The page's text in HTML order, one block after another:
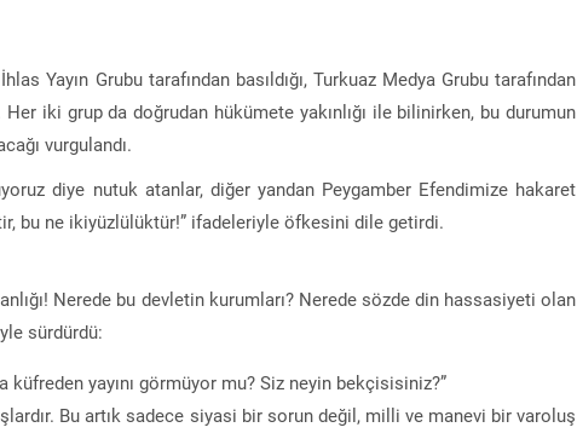
Yayın Grubu tarafından basıldığı, Turkuaz Medya Grubu tarafından
Her iki grup da doğrudan hükümete yakınlığı ile bilinirken, bu durumun
vurgulandı.
diye nutuk atanlar, diğer yandan Peygamber Efendimize hakaret
bu ne ikiyüzlülüktür!” ifadeleriyle öfkesini dile getirdi.
Nerede bu devletin kurumları? Nerede sözde din hassasiyeti olan
sürdürdü:
yayını görmüyor mu? Siz neyin bekçisisiniz?”
Bu artık sadece siyasi bir sorun değil, milli ve manevi bir varoluş